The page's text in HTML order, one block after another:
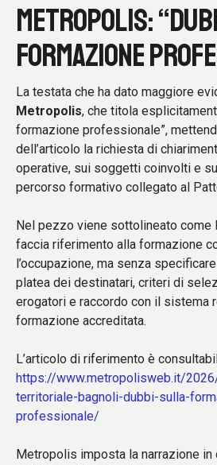
METROPOLIS:
FORMAZIONE
La testata che ha dato maggiore
Metropolis, che titola
formazione professionale”,
dell’articolo la richiesta di
operative, sui soggetti coinvolti e
percorso formativo collegato al
Nel pezzo viene sottolineato come
faccia riferimento alla formazione
l’occupazione, ma senza
platea dei destinatari, criteri di
erogatori e raccordo con il sistema
formazione accreditata.
L’articolo di riferimento è
https://www.metropolisweb.it/
territoriale-bagnoli-dubbi-sulla-
professionale/
Metropolis imposta la narrazione in